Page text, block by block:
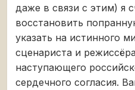
даже в связи с этим) я
восстановить
указать на истинного
сценариста и
наступающего
сердечного согласия.